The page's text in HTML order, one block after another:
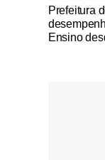
Notícias Católicas
Prefeitura
Ensino